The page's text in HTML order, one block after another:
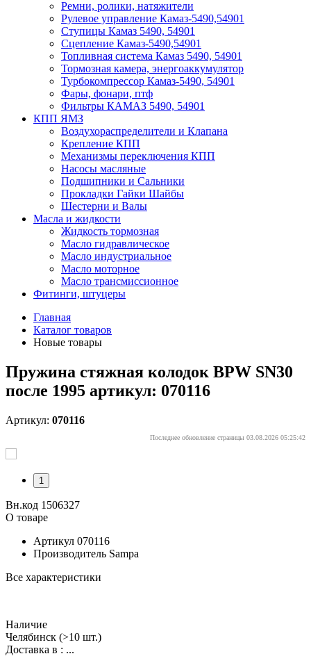
Ремни, ролики, натяжители
Рулевое управление Камаз-5490,54901
Ступицы Камаз 5490, 54901
Сцепление Камаз-5490,54901
Топливная система Камаз 5490, 54901
Тормозная камера, энергоаккумулятор
Турбокомпрессор Камаз-5490, 54901
Фары, фонари, птф
Фильтры КАМАЗ 5490, 54901
КПП ЯМЗ
Воздухораспределители и Клапана
Крепление КПП
Механизмы переключения КПП
Насосы масляные
Подшипники и Сальники
Прокладки Гайки Шайбы
Шестерни и Валы
Масла и жидкости
Жидкость тормозная
Масло гидравлическое
Масло индустриальное
Масло моторное
Масло трансмиссионное
Фитинги, штуцеры
Главная
Каталог товаров
Новые товары
Пружина стяжная колодок BPW SN30
после 1995 артикул: 070116
Артикул: 070116
Последнее обновление страницы 03.08.2026 05:25:42
1
Вн.код 1506327
О товаре
Артикул 070116
Производитель Sampa
Все характеристики
Наличие
Челябинск (>10 шт.)
Доставка в : ...